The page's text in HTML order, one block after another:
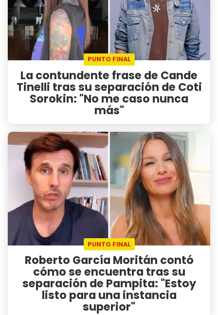
PUNTO FINAL
La contundente frase de Cande
Tinelli tras su separación de Coti
Sorokin: "No me caso nunca
más"
PUNTO FINAL
Roberto García Moritán contó
cómo se encuentra tras su
separación de Pampita: "Estoy
listo para una instancia
superior"